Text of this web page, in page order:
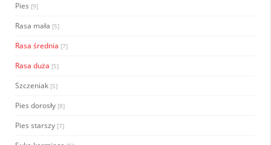
Pies [9]
Rasa mała [5]
Rasa średnia [7]
Rasa duża [5]
Szczeniak [5]
Pies dorosły [8]
Pies starszy [7]